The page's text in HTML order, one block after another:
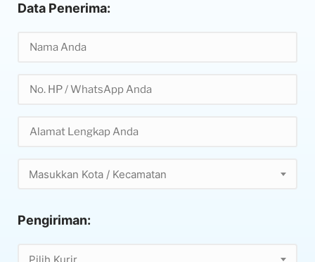
Data Penerima:
Masukkan Kota / Kecamatan
Pengiriman: